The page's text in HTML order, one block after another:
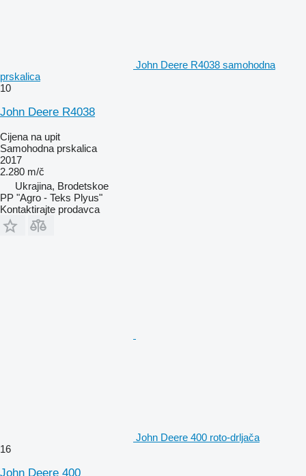
John Deere R4038 samohodna
prskalica
10
John Deere R4038
Cijena na upit
Samohodna prskalica
2017
2.280 m/č
Ukrajina, Brodetskoe
PP "Agro - Teks Plyus"
Kontaktirajte prodavca
John Deere 400 roto-drljača
16
John Deere 400